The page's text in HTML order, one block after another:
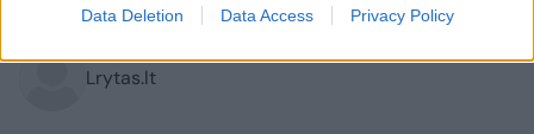
Data Deletion Data Access Privacy Policy
Lrytas.lt